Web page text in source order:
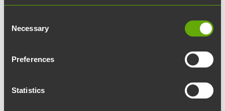
Selection
Necessary
Preferences
Statistics
Vuosi 2024 oli Teknologiakiinteistöissä kuin
businessfestivaalit: pirskahteleva ja täynnä
muistetaan? Ainakin siitä, että aloimme rakentaa